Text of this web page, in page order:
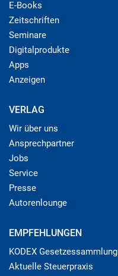
E-Books
Zeitschriften
Seminare
Digitalprodukte
Apps
Anzeigen
VERLAG
Wir über uns
Ansprechpartner
Jobs
Service
Presse
Autorenlounge
EMPFEHLUNGEN
KODEX Gesetzessammlung
Aktuelle Steuerpraxis